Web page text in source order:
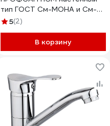
тип ГОСТ См-МОНА и См-
УмОНА PSM-508-017
5(2)
В корзину